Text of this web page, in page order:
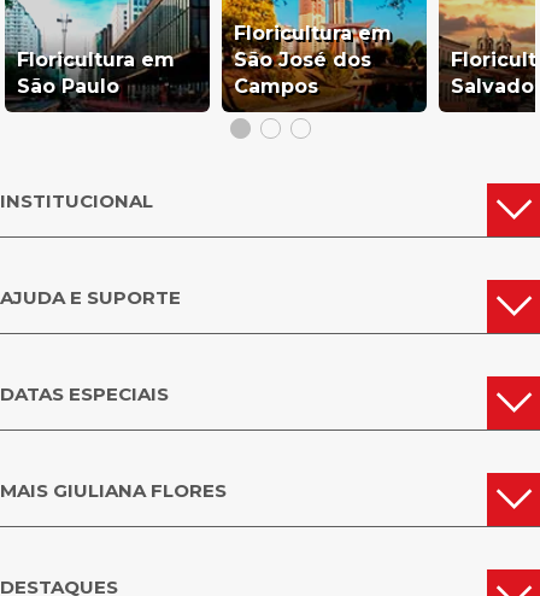
Floricultura em
São Paulo
Floricultura em
São José dos
Campos
INSTITUCIONAL
AJUDA E SUPORTE
DATAS ESPECIAIS
MAIS GIULIANA FLORES
DESTAQUES